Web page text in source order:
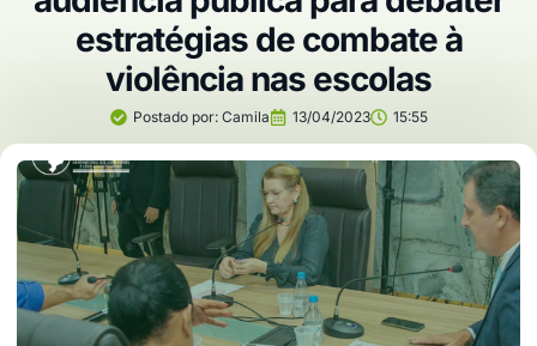
estratégias de combate à
violência nas escolas
Postado por:Camila 13/04/2023 15:55